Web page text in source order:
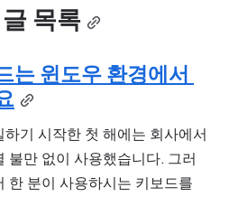
목록
는 윈도우 환경에서
기 시작한 첫 해에는 회사에서
불만 없이 사용했습니다. 그러
한 분이 사용하시는 키보드를